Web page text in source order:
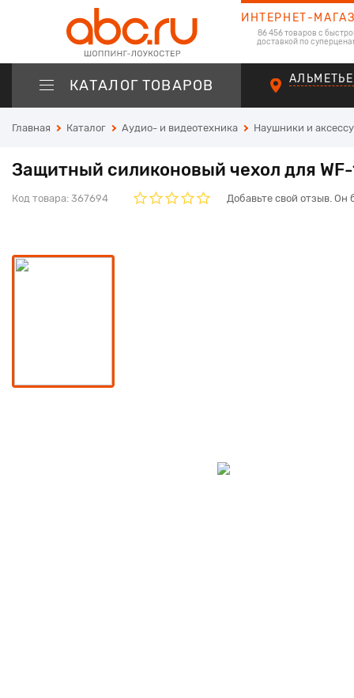
ИНТЕРНЕТ-
86 456 товаров с
доставкой по
КАТАЛОГ ТОВАРОВ
Главная Каталог Аудио- и видеотехника Наушники и
Защитный силиконовый чехол для
Код товара: 367694 Добавьте свой отзыв. Он